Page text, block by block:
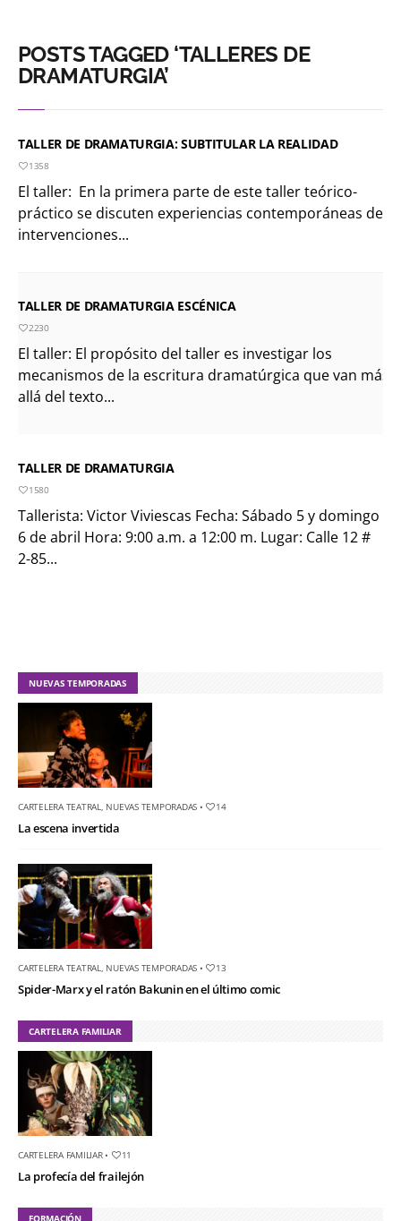
POSTS TAGGED ‘TALLERES DE
DRAMATURGIA’
TALLER DE DRAMATURGIA: SUBTITULAR LA REALIDAD
1358
El taller: En la primera parte de este taller teórico-
práctico se discuten experiencias contemporáneas de
intervenciones...
TALLER DE DRAMATURGIA ESCÉNICA
2230
El taller: El propósito del taller es investigar los
mecanismos de la escritura dramatúrgica que van más
allá del texto...
TALLER DE DRAMATURGIA
1580
Tallerista: Victor Viviescas Fecha: Sábado 5 y domingo
6 de abril Hora: 9:00 a.m. a 12:00 m. Lugar: Calle 12 #
2-85...
NUEVAS TEMPORADAS
CARTELERA TEATRAL NUEVAS TEMPORADAS • 14
La escena invertida
CARTELERA TEATRAL NUEVAS TEMPORADAS • 13
Spider-Marx y el ratón Bakunin en el último comic
CARTELERA FAMILIAR
CARTELERA FAMILIAR• 11
La profecía del frailejón
FORMACIÓN